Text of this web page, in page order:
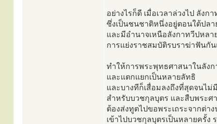
อย่างไรก็ดี เมื่อเวลาล่วงไป ลัง
ซึ่งเป็นชนชาติหนึ่งอยู่ตอนใต้ปล
และมีอำนาจเหนือลังกาทวีปหลา
การแย่งราชสมบัติรบราฆ่าฟันกัน
ทำให้การพระพุทธศาสนาในลัง
และแตกแยกเป็นหลายลัทธิ
และบางทีก็เสื่อมลงถึงที่สุดจนไม่
สำหรับบวชกุลบุตร และสืบพระศ
ต้องส่งทูตไปขอพระเถระจากต่าง
เข้าไปบวชกุลบุตรเป็นหลายครั้ง